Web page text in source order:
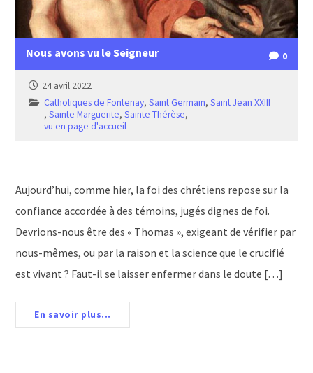
Nous avons vu le Seigneur 0
24 avril 2022
Catholiques de Fontenay,Saint Germain,Saint Jean XXIII
,Sainte Marguerite,Sainte Thérèse,
vu en page d'accueil
Aujourd’hui, comme hier, la foi des chrétiens repose sur la
confiance accordée à des témoins, jugés dignes de foi.
Devrions-nous être des « Thomas », exigeant de vérifier par
nous-mêmes, ou par la raison et la science que le crucifié
est vivant ? Faut-il se laisser enfermer dans le doute […]
En savoir plus...